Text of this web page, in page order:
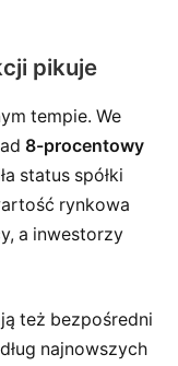
pikuje
tempie. We
8-procentowy
status spółki
rynkowa
a inwestorzy
też bezpośredni
najnowszych